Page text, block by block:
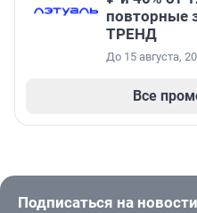
повторные
ТРЕНД
До 15 августа,
Все
Подписаться на новости